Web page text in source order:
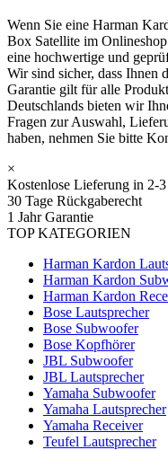
Wenn Sie eine Harman
Box Satellite im
eine hochwertige und
Wir sind sicher, dass Ihnen
Garantie gilt für alle
Deutschlands bieten wir
Fragen zur Auswahl,
haben, nehmen Sie bitte
×
Kostenlose Lieferung in 2-3
30 Tage Rückgaberecht
1 Jahr Garantie
TOP KATEGORIEN
Harman Kardon
Harman Kardon
Harman Kardon
Bose Lautsprecher
Bose Subwoofer
Bose Kopfhörer
JBL Subwoofer
JBL Lautsprecher
Yamaha Subwoofer
Yamaha Lautsprecher
Yamaha Receiver
Teufel Lautsprecher